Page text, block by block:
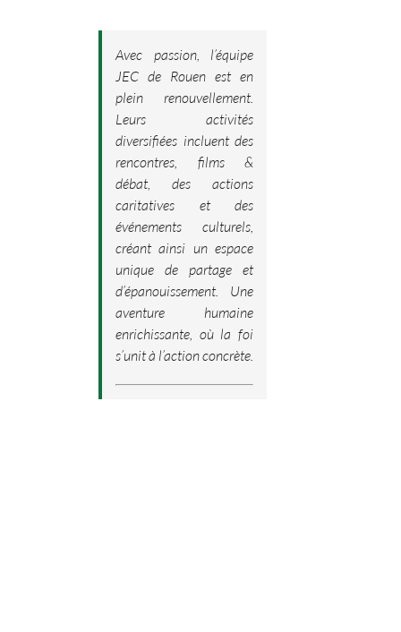
Avec passion, l’équipe
JEC de Rouen est en
plein renouvellement.
Leurs activités
diversifiées incluent des
rencontres, films &
débat, des actions
caritatives et des
événements culturels,
créant ainsi un espace
unique de partage et
d’épanouissement. Une
aventure humaine
enrichissante, où la foi
s’unit à l’action concrète.